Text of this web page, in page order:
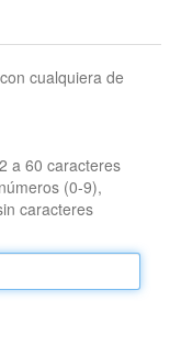
cualquiera de
a 60 caracteres
(0-9),
caracteres